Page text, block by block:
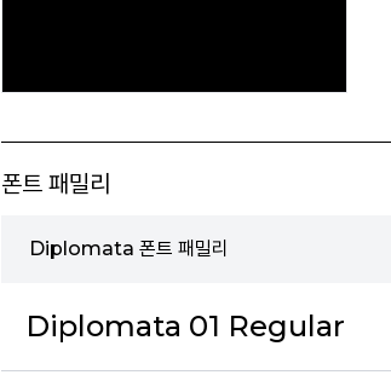
폰트 패밀리
Diplomata 폰트 패밀리
Diplomata 01 Regular